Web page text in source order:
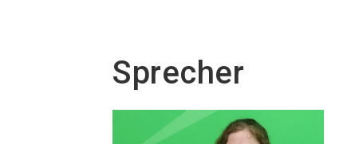
Sprecher